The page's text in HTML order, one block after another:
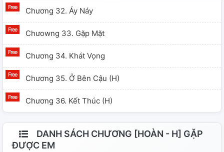
Chương 32. Áy Náy
Chưowng 33. Gặp Mặt
Chương 34. Khát Vọng
Chương 35. Ở Bên Cậu (H)
Chương 36. Kết Thúc (H)
DANH SÁCH CHƯƠNG [HOÀN - H] GẶP
ĐƯỢC EM